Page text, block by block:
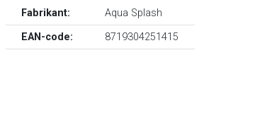
Fabrikant:
Aqua Splash
EAN-code:
8719304251415